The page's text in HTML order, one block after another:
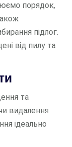
порядок,
підлог.
від пилу та
та
видалення
ідеально